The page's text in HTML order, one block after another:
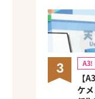
3 A3!
【
ケ